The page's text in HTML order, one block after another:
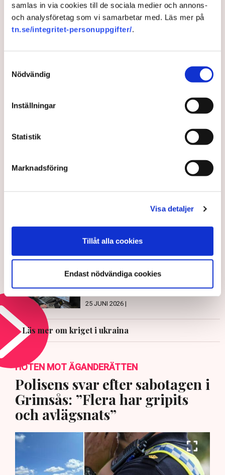
samlas in via cookies till de sociala medier och annons-
och analysföretag som vi samarbetar med. Läs mer på
tn.se/integritet-personuppgifter/.
Nödvändig
Inställningar
Statistik
Marknadsföring
Visa detaljer
Tillåt alla cookies
Endast nödvändiga cookies
I sedvanlig ordning måste nu alla EU-länder enas om paketet
innan det kan träda i kraft.
Wiktor Nummelin/TT
EU
TT
Uppdaterad: 21 sep 2025, 20:03
LÄS ÄVEN
EU förlänger nuvarande pristaket
16 JULI 2026 |
Sverige skänker flygledartorn till
25 JUNI 2026 |
Läs mer om kriget i ukraina
HOTEN MOT ÄGANDERÄTTEN
Polisens svar efter sabotagen i
Grimsås: ”Flera har gripits
och avlägsnats”